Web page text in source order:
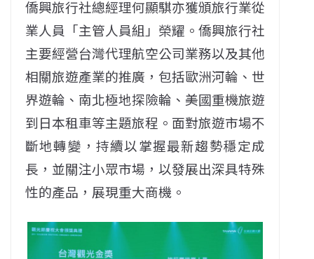
僑興旅行社總經理何顯騏亦獲頒旅行業從
業人員「主管人員組」榮耀。僑興旅行社
主要經營台灣代理航空公司業務以及其他
相關旅遊產業的推廣，包括歐洲河輪、世
界遊輪、南北極地探險輪、美國重機旅遊
到日本租車等主題旅程。面對旅遊市場不
斷地轉變，持續以掌握最新趨勢穩定成
長，並關注小眾市場，以發展出深具特殊
性的產品，展現重大商機。